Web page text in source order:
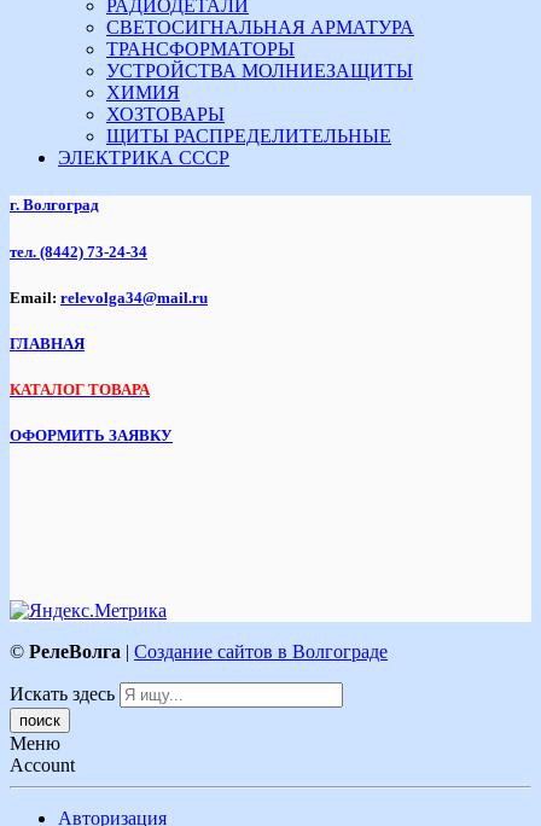
РАДИОДЕТАЛИ
СВЕТОСИГНАЛЬНАЯ АРМАТУРА
ТРАНСФОРМАТОРЫ
УСТРОЙСТВА МОЛНИЕЗАЩИТЫ
ХИМИЯ
ХОЗТОВАРЫ
ЩИТЫ РАСПРЕДЕЛИТЕЛЬНЫЕ
ЭЛЕКТРИКА СССР
г. Волгоград
тел. (8442) 73-24-34
Email: relevolga34@mail.ru
ГЛАВНАЯ
КАТАЛОГ ТОВАРА
ОФОРМИТЬ ЗАЯВКУ
© РелеВолга | Создание сайтов в Волгограде
Искать здесь
Меню
Account
Авторизация